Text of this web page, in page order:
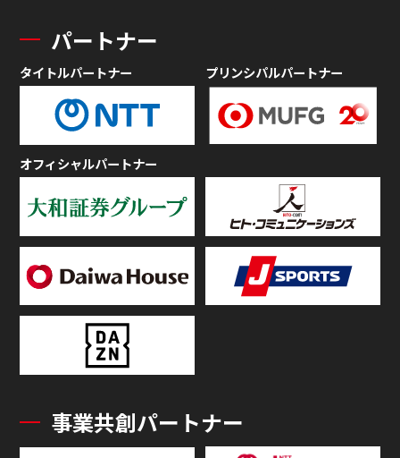
パートナー
タイトルパートナー プリンシパルパートナー
オフィシャルパートナー
事業共創パートナー